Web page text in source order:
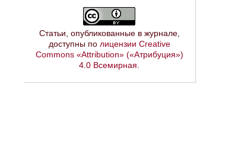
Статьи, опубликованные в журнале,
доступны по лицензии Creative
Commons «Attribution» («Атрибуция»)
4.0 Всемирная